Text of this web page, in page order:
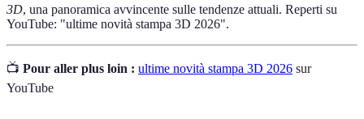
3D, una panoramica avvincente sulle tendenze attuali. Reperti su
YouTube: "ultime novità stampa 3D 2026".
📺 Pour aller plus loin : ultime novità stampa 3D 2026 sur
YouTube